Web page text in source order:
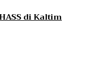
di Kaltim